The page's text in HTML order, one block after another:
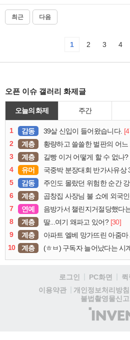
최근 다음
1 2 3 4
오픈 이슈 갤러리 화제글
오늘의 화제 주간
1 감동 39살 신입이 들어왔습니다.
2
계층 황량하고 쓸쓸한 벌판의 어
3
계층 길빵 이거 어떻게 할 수 없나?
4
유머 국중박 분장대회 반가사유상
5
감동 주인도 몰랐던 위험한 순간
6
계층 곱창집 사장님 불 쇼에 외국
7
연예 음방가서 챌린지거절당했다
8
계층 딸...여기 왜파고 있어? [30]
9
계층 아파트 엘베 망가뜨린 아줌마
10
계층 (ㅎㅂ) 구독자 늘어났다는 시
로그인 PC화면
이용약관
개인정보처리방침
불법촬영물신고
(주)
인